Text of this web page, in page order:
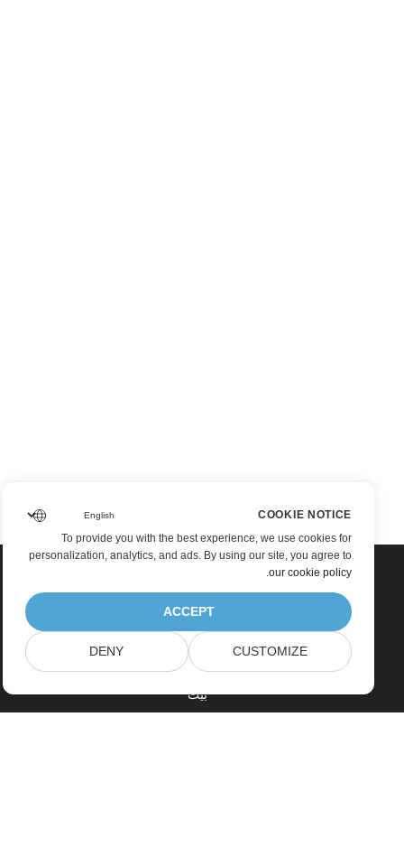
بيت
COOKIE NOTICE
To provide you with the best experience, we use cookies for
personalization, analytics, and ads. By using our site, you agree to
our cookie policy
.
ACCEPT
CUSTOMIZE
DENY